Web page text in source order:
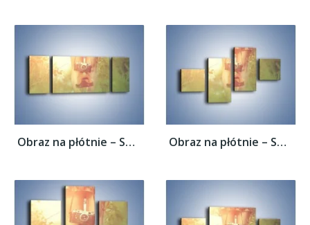
Obraz na płótnie – Spacer z aparatem –... Obraz na płótnie – Spacer z aparatem –...